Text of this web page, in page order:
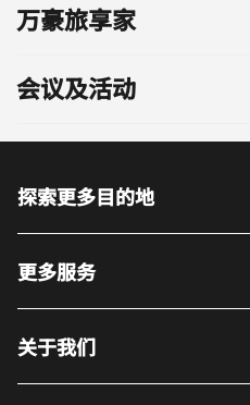
万豪旅享家
会议及活动
探索更多目的地
更多服务
关于我们